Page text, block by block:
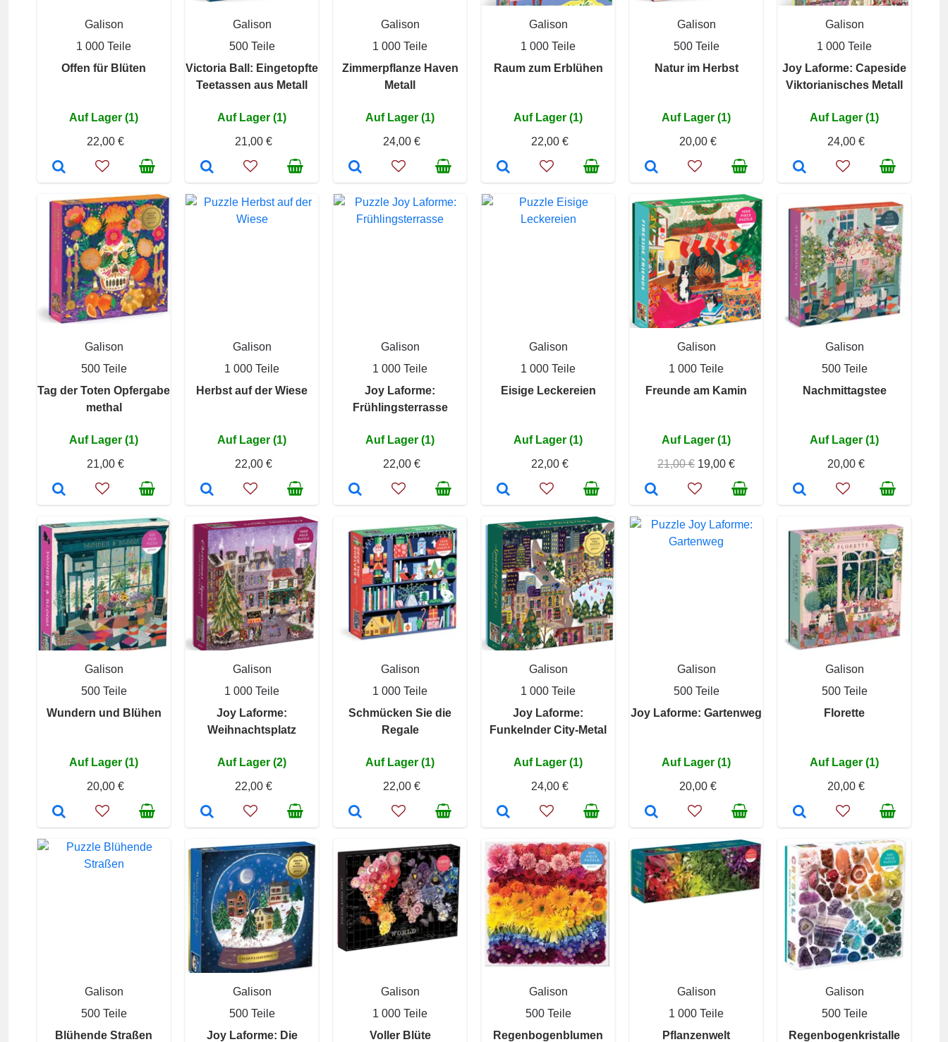
Galison
1 000 Teile
Offen für Blüten
Auf Lager (1)
22,00 €
Galison
500 Teile
Victoria Ball: Eingetopfte
Teetassen aus Metall
Auf Lager (1)
21,00 €
Galison
1 000 Teile
Zimmerpflanze Haven
Metall
Auf Lager (1)
24,00 €
Galison
1 000 Teile
Raum zum Erblühen
Auf Lager (1)
22,00 €
Galison
500 Teile
Natur im Herbst
Auf Lager (1)
20,00 €
Galison
1 000 Teile
Joy Laforme: Capeside
Viktorianisches Metall
Auf Lager (1)
24,00 €
Galison
500 Teile
Tag der Toten Opfergabe
methal
Auf Lager (1)
21,00 €
Galison
1 000 Teile
Herbst auf der Wiese
Auf Lager (1)
22,00 €
Galison
1 000 Teile
Joy Laforme:
Frühlingsterrasse
Auf Lager (1)
22,00 €
Galison
1 000 Teile
Eisige Leckereien
Auf Lager (1)
22,00 €
Galison
1 000 Teile
Freunde am Kamin
Auf Lager (1)
21,00 € 19,00 €
Galison
500 Teile
Nachmittagstee
Auf Lager (1)
20,00 €
Galison
500 Teile
Wundern und Blühen
Auf Lager (1)
20,00 €
Galison
1 000 Teile
Joy Laforme:
Weihnachtsplatz
Auf Lager (2)
22,00 €
Galison
1 000 Teile
Schmücken Sie die
Regale
Auf Lager (1)
22,00 €
Galison
1 000 Teile
Joy Laforme:
Funkelnder City-Metal
Auf Lager (1)
24,00 €
Galison
500 Teile
Joy Laforme: Gartenweg
Auf Lager (1)
20,00 €
Galison
500 Teile
Florette
Auf Lager (1)
20,00 €
Galison
500 Teile
Blühende Straßen
Galison
500 Teile
Joy Laforme: Die
Galison
1 000 Teile
Voller Blüte
Galison
500 Teile
Regenbogenblumen
Galison
1 000 Teile
Pflanzenwelt
Galison
500 Teile
Regenbogenkristalle